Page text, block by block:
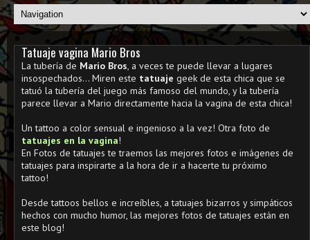
Tatuaje vagina Mario Bros
La tubería de Mario Bros, a veces te puede llevar a lugares
insospechados... Miren este tatuaje geek de esta chica que se
tatuó la tubería del juego más famoso del mundo, y la tubería
parece llevar a Mario directamente hacia la vagina de esta chica!
Un tattoo a color sensual e ingenioso a la vez! Otra foto de
tatuajes en la vagina!
En Fotos de tatuajes te traemos las mejores fotos e imágenes de
tatuajes para inspirarte a la hora de ir a hacerte tu próximo
tattoo!
Desde tattoos bellos e increíbles, a tatuajes bizarros y simpáticos
hechos con mucho humor, las mejores fotos de tatuajes están en
este blog!